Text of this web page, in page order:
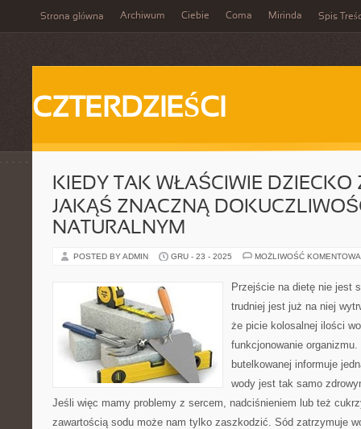
Strona główna Archiwum Ciebie Coma Mirinda Spis
CZTERDZIEŚCI
KIEDY TAK WŁAŚCIWIE
JAKĄŚ ZNACZNĄ
NATURALNYM
POSTED BY ADMIN GRU - 23 - 2025 MOŻLIWOŚĆ
Przejście na dietę nie jest
trudniej jest już na niej
że picie kolosalnej ilości
funkcjonowanie
butelkowanej informuje
wody jest tak samo
Jeśli więc mamy problemy z sercem, nadciśnieniem lub też
zawartością sodu może nam tylko zaszkodzić. Sód zatrzymuje